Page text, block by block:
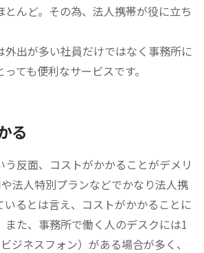
んど。その為、法人携帯が役に立ち
外出が多い社員だけではなく事務所に
ても便利なサービスです。
る
反面、コストがかかることがデメリ
法人特別プランなどでかなり法人携
るとは言え、コストがかかることに
また、事務所で働く人のデスクには1
ジネスフォン）がある場合が多く、